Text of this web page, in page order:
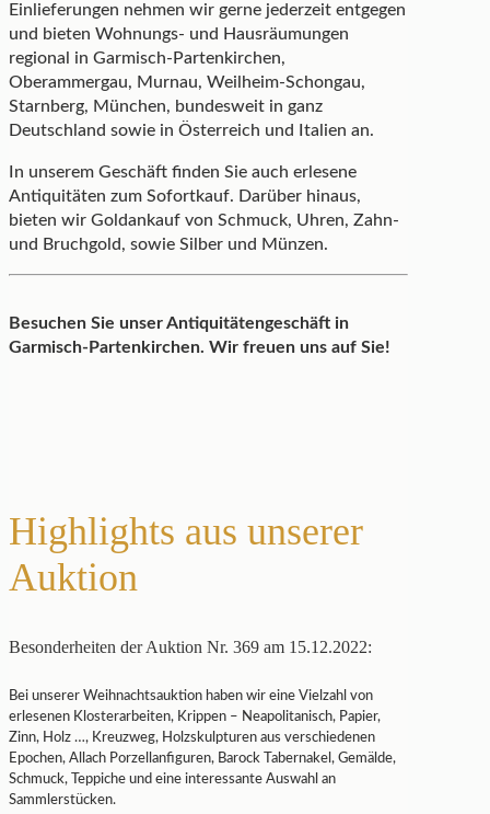
Einlieferungen nehmen wir gerne jederzeit entgegen
und bieten Wohnungs- und Hausräumungen
regional in Garmisch-Partenkirchen,
Oberammergau, Murnau, Weilheim-Schongau,
Starnberg, München, bundesweit in ganz
Deutschland sowie in Österreich und Italien an.
In unserem Geschäft finden Sie auch erlesene
Antiquitäten zum Sofortkauf. Darüber hinaus,
bieten wir Goldankauf von Schmuck, Uhren, Zahn-
und Bruchgold, sowie Silber und Münzen.
Besuchen Sie unser Antiquitätengeschäft in
Garmisch-Partenkirchen. Wir freuen uns auf Sie!
Highlights aus unserer
Auktion
Besonderheiten der Auktion Nr. 369 am 15.12.2022:
Bei unserer Weihnachtsauktion haben wir eine Vielzahl von
erlesenen Klosterarbeiten, Krippen – Neapolitanisch, Papier,
Zinn, Holz …, Kreuzweg, Holzskulpturen aus verschiedenen
Epochen, Allach Porzellanfiguren, Barock Tabernakel, Gemälde,
Schmuck, Teppiche und eine interessante Auswahl an
Sammlerstücken.